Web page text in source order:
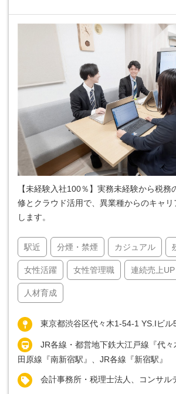
【未経験入社100％】実務未経験から税務
修とクラウド活用で、異業種からのキャ
します。
駅近 分煙・禁煙 カジュアル
女性活躍 女性管理職 連続売上UP
人材育成
東京都渋谷区代々木1-54-1 YS.Iビル
JR各線・都営地下鉄大江戸線『代
田原線『南新宿駅』、JR各線『新宿駅』
会計事務所・税理士法人、コンサル